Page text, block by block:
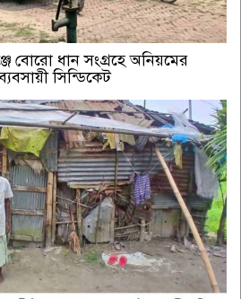
বোরো ধান সংগ্রহে অনিয়মের
সিন্ডিকেট